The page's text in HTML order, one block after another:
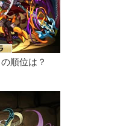
順位は？